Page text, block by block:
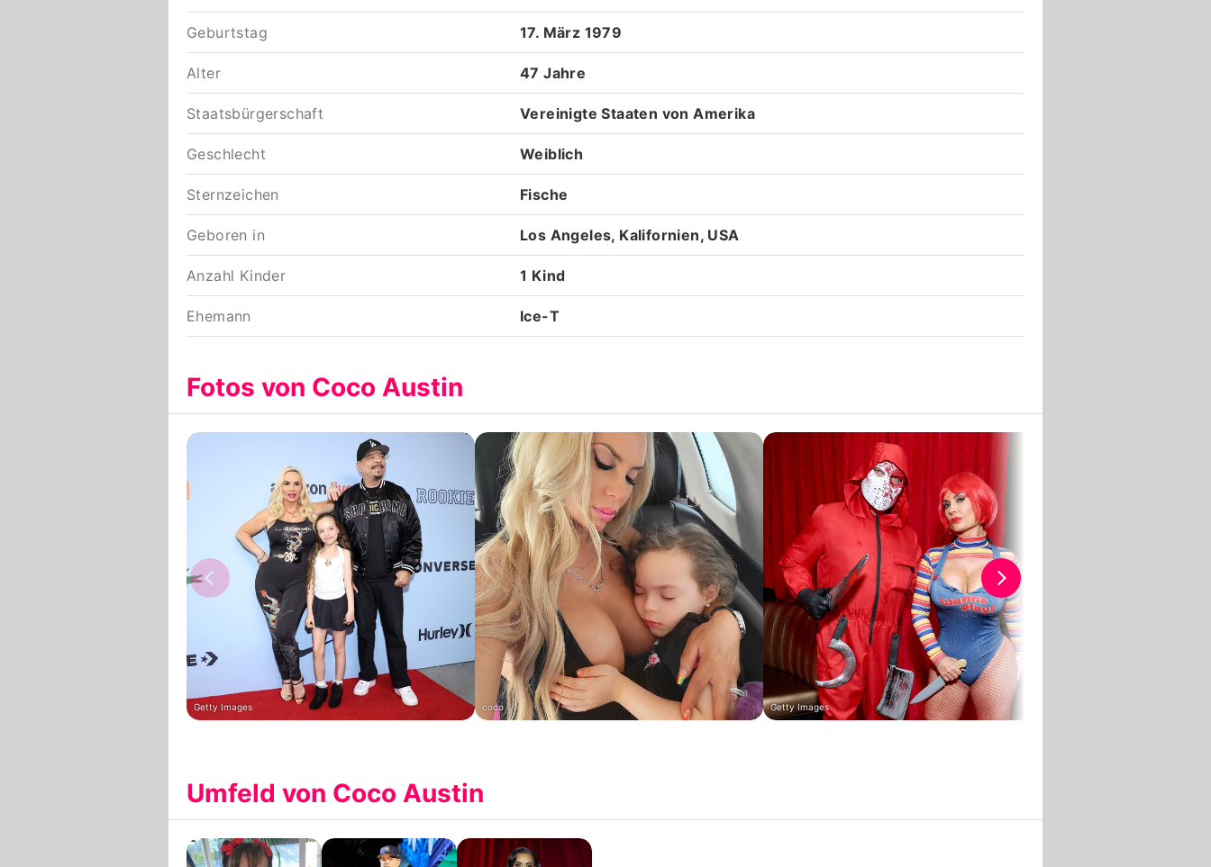
Geburtstag 17. März 1979
Alter 47 Jahre
Staatsbürgerschaft Vereinigte Staaten von Amerika
Geschlecht Weiblich
Sternzeichen Fische
Geboren in Los Angeles, Kalifornien, USA
Anzahl Kinder 1 Kind
Ehemann Ice-T
Fotos von Coco Austin
Getty Images coco Getty Images
Umfeld von Coco Austin